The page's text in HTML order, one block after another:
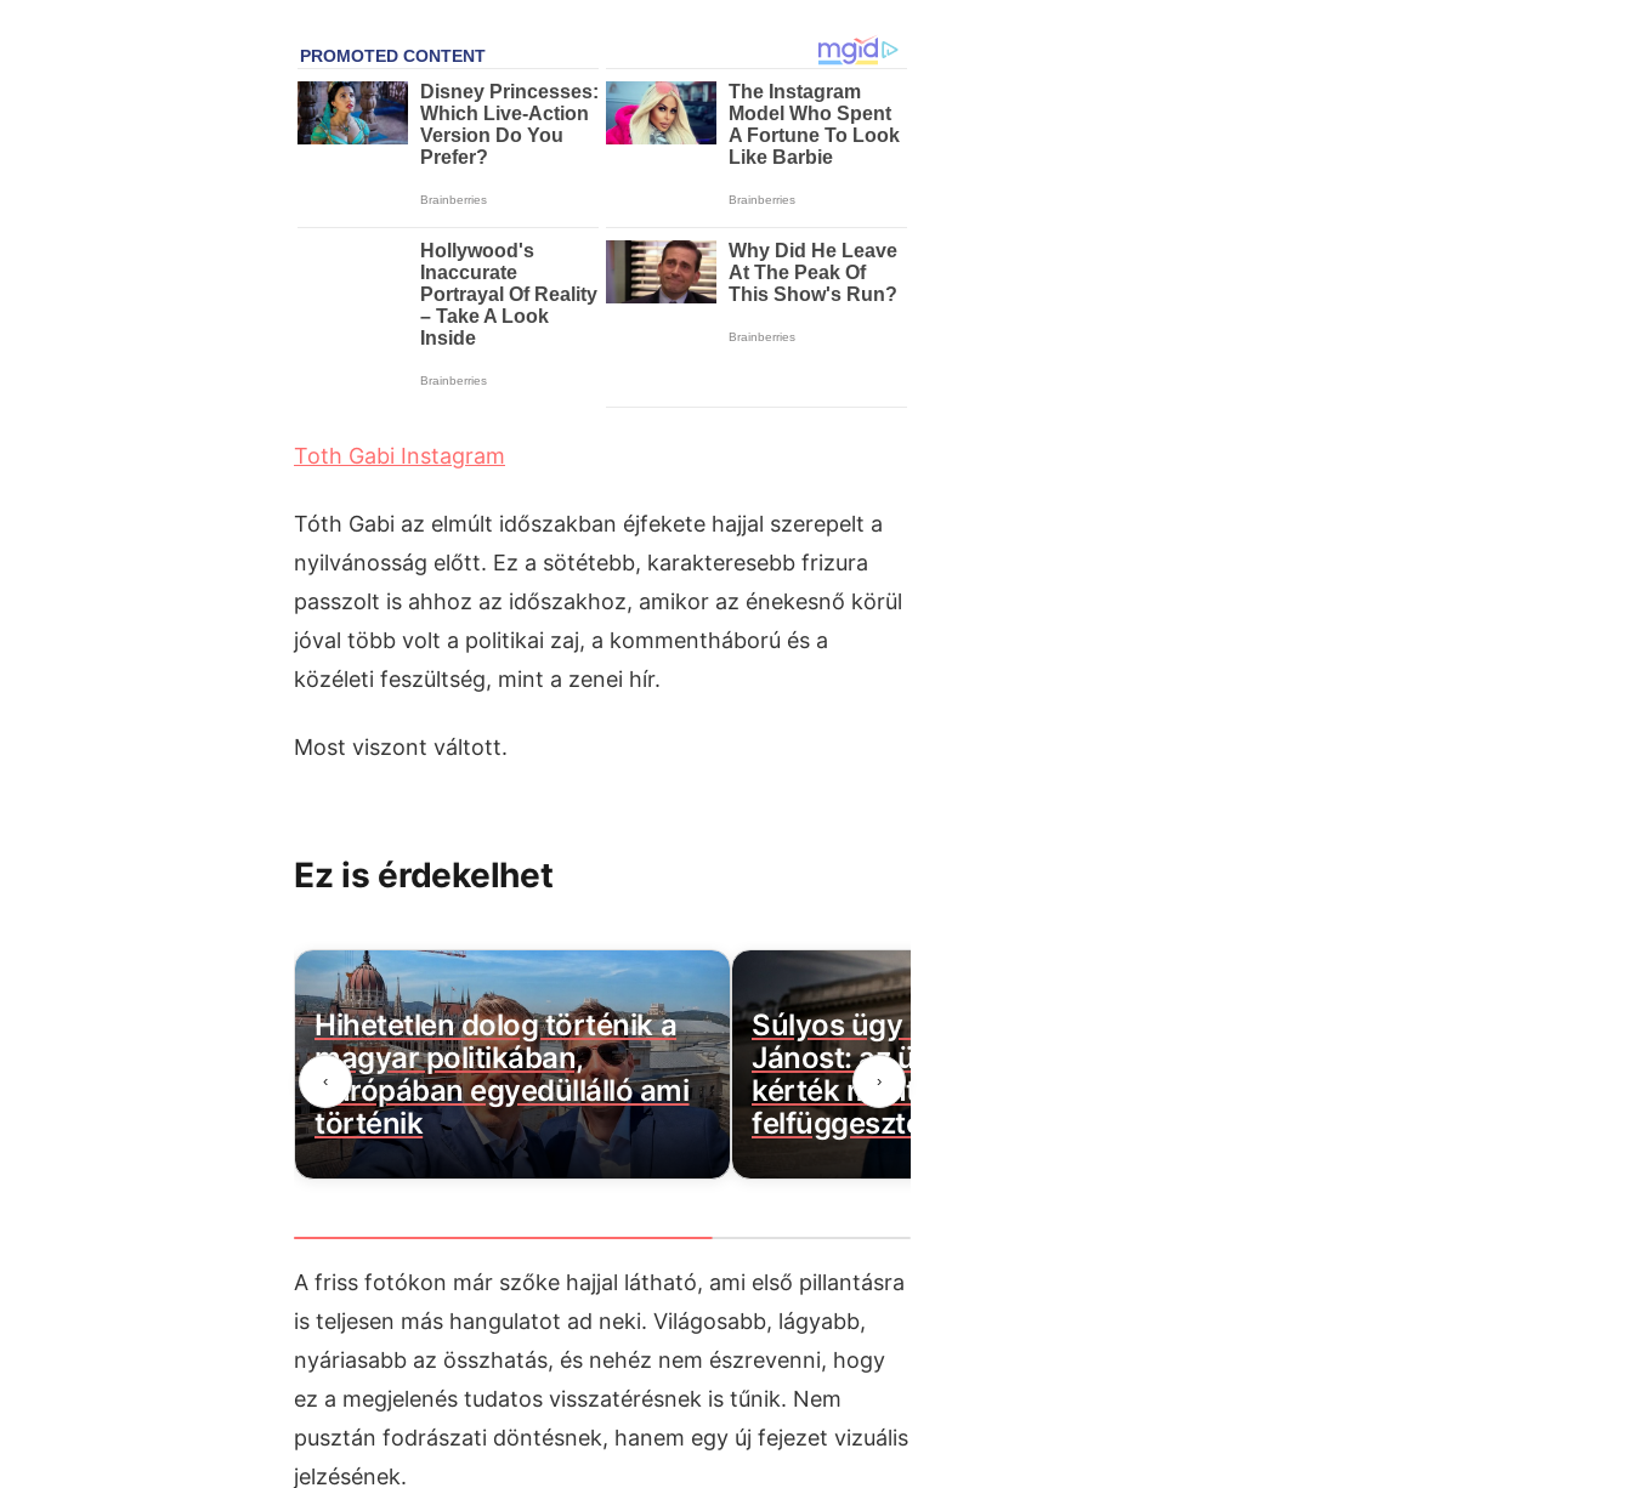
Toth Gabi Instagram
Tóth Gabi az elmúlt időszakban éjfekete hajjal szerepelt a
nyilvánosság előtt. Ez a sötétebb, karakteresebb frizura
passzolt is ahhoz az időszakhoz, amikor az énekesnő körül
jóval több volt a politikai zaj, a kommentháború és a
közéleti feszültség, mint a zenei hír.
Most viszont váltott.
Ez is érdekelhet
‹
Hihetetlen dolog történik a
magyar politikában,
Európában egyedüllálló ami
történik
Súlyos ügy érheti utol Pócs
Jánost: az ügyészségtől
kérték mentelmi jogának
felfüggesztését
›
A friss fotókon már szőke hajjal látható, ami első pillantásra
is teljesen más hangulatot ad neki. Világosabb, lágyabb,
nyáriasabb az összhatás, és nehéz nem észrevenni, hogy
ez a megjelenés tudatos visszatérésnek is tűnik. Nem
pusztán fodrászati döntésnek, hanem egy új fejezet vizuális
jelzésének.